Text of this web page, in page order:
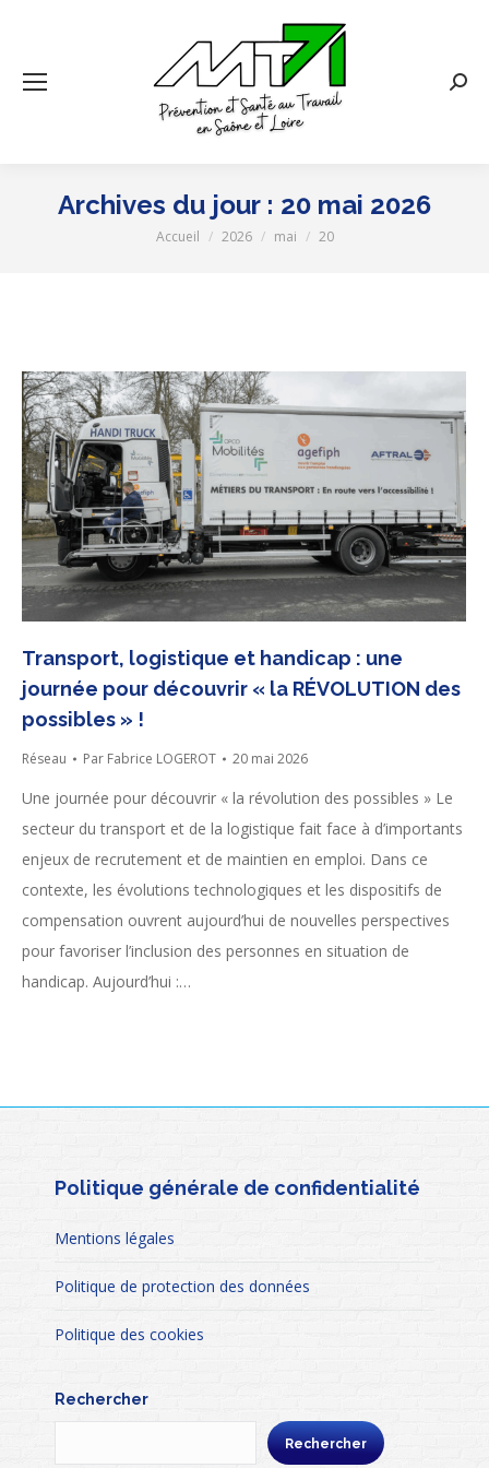
Archives du jour : 20 mai 2026
Vous êtes ici :
Accueil 2026 mai 20
Transport, logistique et handicap : une
journée pour découvrir « la RÉVOLUTION des
possibles » !
Réseau Par Fabrice LOGEROT 20 mai 2026
Une journée pour découvrir « la révolution des possibles » Le
secteur du transport et de la logistique fait face à d’importants
enjeux de recrutement et de maintien en emploi. Dans ce
contexte, les évolutions technologiques et les dispositifs de
compensation ouvrent aujourd’hui de nouvelles perspectives
pour favoriser l’inclusion des personnes en situation de
handicap. Aujourd’hui :…
Politique générale de confidentialité
Mentions légales
Politique de protection des données
Politique des cookies
Rechercher
Rechercher